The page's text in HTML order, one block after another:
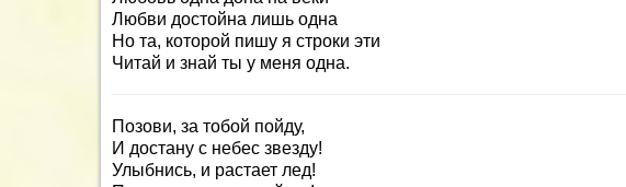
Любви достойна лишь одна
Но та, которой пишу я строки эти
Читай и знай ты у меня одна.
Позови, за тобой пойду,
И достану с небес звезду!
Улыбнись, и растает лед!